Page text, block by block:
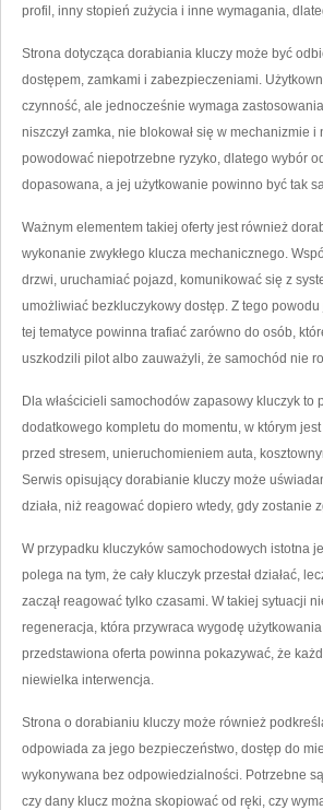
profil, inny stopień zużycia i inne wymagania,
Strona dotycząca dorabiania kluczy może być
dostępem, zamkami i zabezpieczeniami.
czynność, ale jednocześnie wymaga
niszczył zamka, nie blokował się w mechanizmie
powodować niepotrzebne ryzyko, dlatego wybór
dopasowana, a jej użytkowanie powinno być tak
Ważnym elementem takiej oferty jest również
wykonanie zwykłego klucza mechanicznego.
drzwi, uruchamiać pojazd, komunikować się z
umożliwiać bezkluczykowy dostęp. Z tego
tej tematyce powinna trafiać zarówno do osób,
uszkodzili pilot albo zauważyli, że samochód nie
Dla właścicieli samochodów zapasowy kluczyk
dodatkowego kompletu do momentu, w którym
przed stresem, unieruchomieniem auta,
Serwis opisujący dorabianie kluczy może
działa, niż reagować dopiero wtedy, gdy zostanie
W przypadku kluczyków samochodowych istotna
polega na tym, że cały kluczyk przestał działać,
zaczął reagować tylko czasami. W takiej sytuacji
regeneracja, która przywraca wygodę
przedstawiona oferta powinna pokazywać, że
niewielka interwencja.
Strona o dorabianiu kluczy może również
odpowiada za jego bezpieczeństwo, dostęp do
wykonywana bez odpowiedzialności. Potrzebne
czy dany klucz można skopiować od ręki, czy